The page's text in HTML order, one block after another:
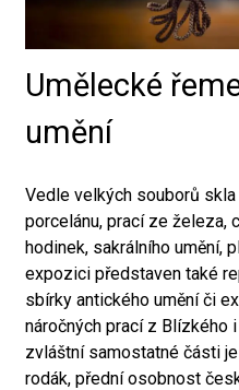
Umělecké
umění
Vedle velkých souborů
porcelánu, prací ze železa,
hodinek, sakrálního umění,
expozici představen také
sbírky antického umění či
náročných prací z Blízkého
zvláštní samostatné části
rodák, přední osobnost